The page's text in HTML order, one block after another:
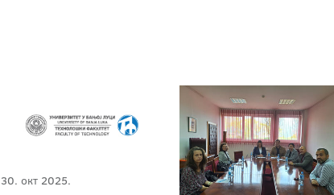
30. окт 2025.